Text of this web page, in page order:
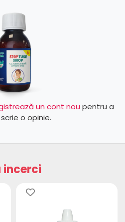
un cont nou pentru a
o opinie.
incerci